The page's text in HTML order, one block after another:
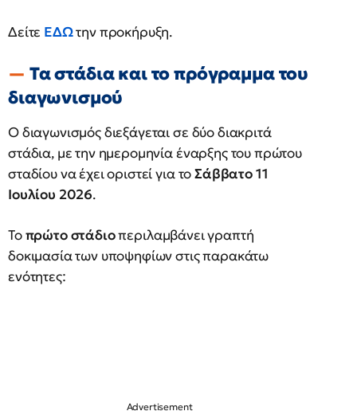
Δείτε ΕΔΩτην προκήρυξη.
Τα στάδια και το πρόγραμμα του
διαγωνισμού
Ο διαγωνισμός διεξάγεται σε δύο διακριτά
στάδια, με την ημερομηνία έναρξης του πρώτου
σταδίου να έχει οριστεί για τοΣάββατο 11
Ιουλίου 2026.
Τοπρώτο στάδιοπεριλαμβάνει γραπτή
δοκιμασία των υποψηφίων στις παρακάτω
ενότητες: